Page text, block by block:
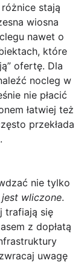
różnice stają
wiosna
nawet o
które
ofertę. Dla
nocleg w
nie płacić
łatwiej też
przekłada
nie tylko
jest wliczone.
trafiają się
z dopłatą
uwagę